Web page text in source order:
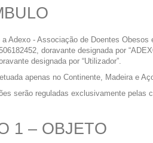
Adexo - Associação de Doentes
doravante designada por
designada por “Utilizador”.
apenas no Continente, Madeira e
serão reguladas exclusivamente pelas
1 – OBJETO